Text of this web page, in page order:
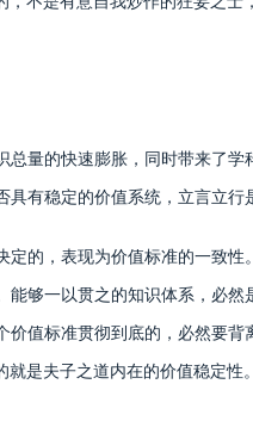
量的快速膨胀，同时带来了学
有稳定的价值系统，立言立行
的，表现为价值标准的一致性
够一以贯之的知识体系，必
值标准贯彻到底的，必然要背
是夫子之道内在的价值稳定